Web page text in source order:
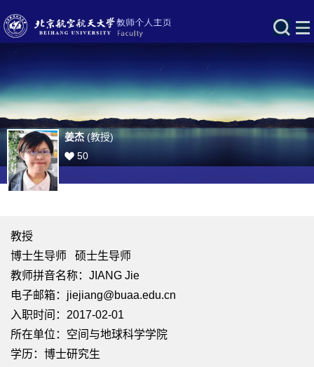
姜杰(教授)
50
教授
博士生导师 硕士生导师
教师拼音名称：JIANG Jie
电子邮箱： jiejiang@buaa.edu.cn
入职时间：2017-02-01
所在单位：空间与地球科学学院
学历：博士研究生